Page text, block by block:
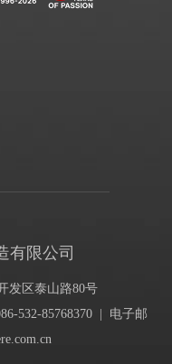
有限公司
发区泰山路80号
532-85768370 | 电子邮